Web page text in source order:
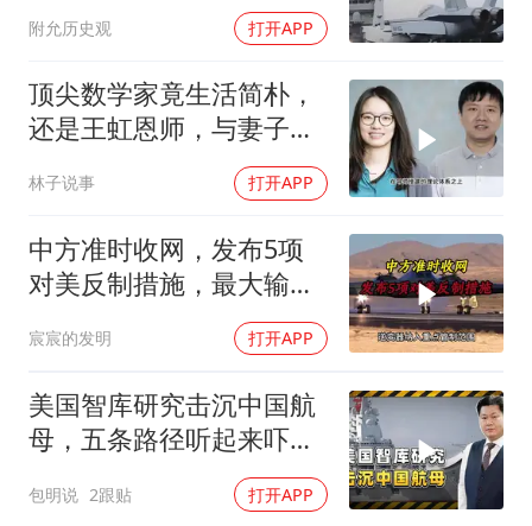
奋力开创中国式现代化建设新局面
附允历史观 打开APP
顶尖数学家竟生活简朴，
还是王虹恩师，与妻子合
林子说事 打开APP
中方准时收网，发布5项
对美反制措施，最大输家
宸宸的发明 打开APP
美国智库研究击沉中国航
母，五条路径听起来吓
包明说 2跟贴 打开APP